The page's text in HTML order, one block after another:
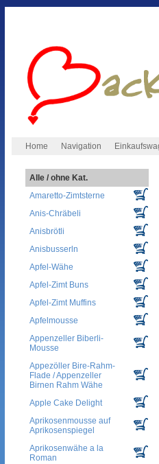
Home Navigation
Alle / ohne Kat.
Amaretto-Zimtsterne
Anis-Chräbeli
Anisbrötli
Anisbusserln
Apfel-Wähe
Apfel-Zimt Buns
Apfel-Zimt Muffins
Apfelmousse
Appenzeller Biberli-
Mousse
Appezöller Bire-Rahm-
Flade / Appenzeller
Birnen Rahm Wähe
Apple Cake Delight
Aprikosenmousse auf
Aprikosenspiegel
Aprikosenwähe a la
Roman